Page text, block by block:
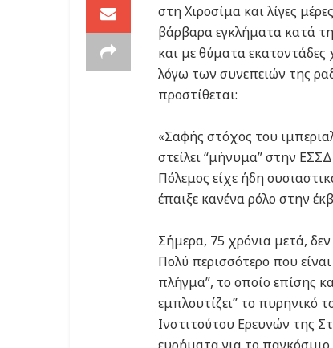
στη Χιροσίμα και λίγες
βάρβαρα εγκλήματα κατά
και με θύματα
λόγω των συνεπειών της
προστίθεται:
«Σαφής στόχος του
στείλει “μήνυμα” στην
Πόλεμος είχε ήδη
έπαιξε κανένα ρόλο στην
Σήμερα, 75 χρόνια μετά,
Πολύ περισσότερο που
πλήγμα”, το οποίο επίσης
εμπλουτίζει” το πυρηνικό
Ινστιτούτου Ερευνών της